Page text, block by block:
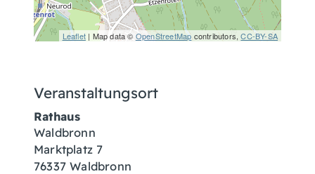
Leaflet| Map data © OpenStreetMap contributors,CC-BY-SA
Veranstaltungsort
Rathaus
Waldbronn
Marktplatz 7
76337 Waldbronn